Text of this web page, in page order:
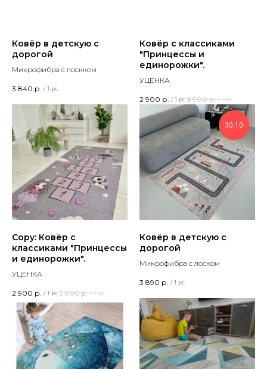
Ковёр в детскую с
дорогой
Микрофибра с лоскком
3 840 р. / 1 pc
Ковёр с классиками
"Принцессы и
единорожки".
УЦЕНКА
2 900 р. / 1 pc 5 900 р. / 1 pc
Copy: Ковёр с
классиками "Принцессы
и единорожки".
УЦЕНКА
2 900 р. / 1 pc 5 900 р. / 1 pc
30.10
Ковёр в детскую с
дорогой
Микрофибра с лоском
3 890 р. / 1 pc